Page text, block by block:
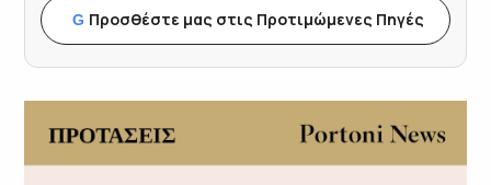
G Προσθέστε μας στις Προτιμώμενες Πηγές